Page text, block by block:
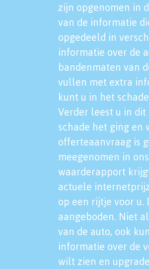
zijn opgenomen in
van de informatie
opgedeeld in
informatie over de
bandenmaten van
vullen met extra
kunt u in het
Verder leest u in dit
schade het ging en
offerteaanvraag is
meegenomen in
waarderapport
actuele
op een rijtje voor
aangeboden. Niet
van de auto, ook
informatie over de
wilt zien en